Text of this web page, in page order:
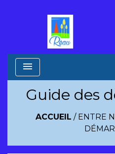
menu
Guide des
ACCUEIL / ENTRE